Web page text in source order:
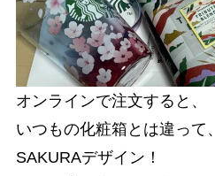
オンラインで注文すると、
いつもの化粧箱とは違って、
SAKURAデザイン！